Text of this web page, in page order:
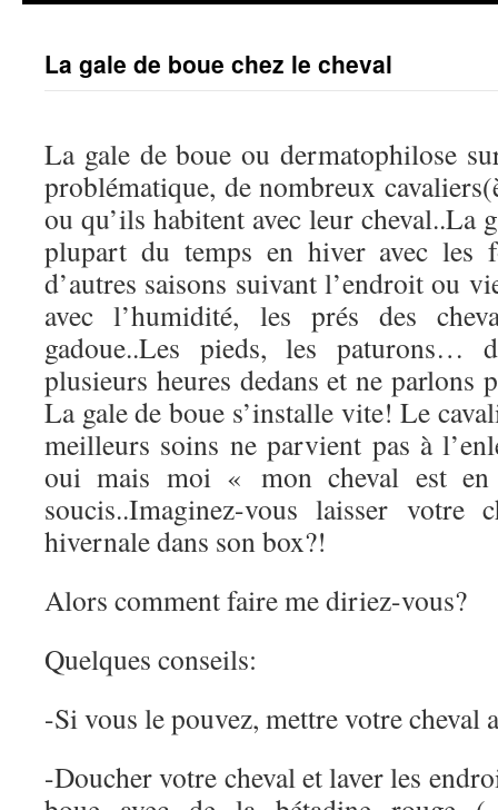
La gale de boue chez le cheval
La gale de boue ou dermatophilose
problématique, de nombreux
ou qu’ils habitent avec leur cheval..La
plupart du temps en hiver avec les
d’autres saisons suivant l’endroit ou
avec l’humidité, les prés des
gadoue..Les pieds, les paturons…
plusieurs heures dedans et ne parlons
La gale de boue s’installe vite! Le
meilleurs soins ne parvient pas à
oui mais moi « mon cheval est
soucis..Imaginez-vous laisser votre
hivernale dans son box?!
Alors comment faire me diriez-vous?
Quelques conseils:
-Si vous le pouvez, mettre votre cheval
-Doucher votre cheval et laver les